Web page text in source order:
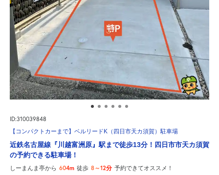
ID:310039848
【コンパクトカーまで】ベルリードK（四日市天カ須賀）駐車場
近鉄名古屋線『川越富洲原』駅まで徒歩13分！四日市市天カ須賀
の予約できる駐車場！
しーまんま亭から 604m 徒歩 8～12分 予約できてオススメ！